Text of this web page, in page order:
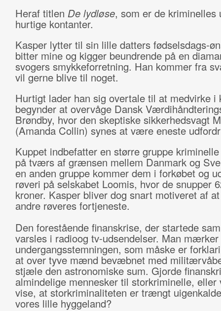
Heraf titlen De lydløse, som er de kriminelles
hurtige kontanter.
Kasper lytter til sin lille datters fødselsdags-
bitter mine og kigger beundrende på en
svogers smykkeforretning. Han kommer fra
vil gerne blive til noget.
Hurtigt lader han sig overtale til at medvirke i
begynder at overvåge Dansk
Brøndby, hvor den skeptiske sikkerhedsvagt
(Amanda Collin) synes at være eneste
Kuppet indbefatter en større gruppe
på tværs af grænsen mellem Danmark og
en anden gruppe kommer dem i forkøbet og
røveri på selskabet Loomis, hvor de snupper
kroner. Kasper bliver dog snart motiveret af
andre røveres fortjeneste.
Den forestående finanskrise, der startede
varsles i radioog tv-udsendelser. Man
undergangsstemningen, som måske er
at over tyve mænd bevæbnet med
stjæle den astronomiske sum. Gjorde
almindelige mennesker til storkriminelle, eller
vise, at storkriminaliteten er trængt
vores lille hyggeland?